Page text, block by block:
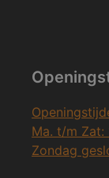
Ma. t/m Zat:
Zondag